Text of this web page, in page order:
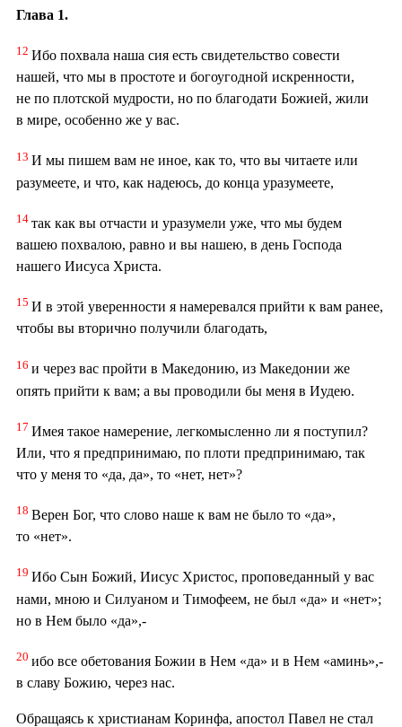
Глава 1.
12 Ибо похвала наша сия есть свидетельство совести
нашей, что мы в простоте и богоугодной искренности,
не по плотской мудрости, но по благодати Божией, жили
в мире, особенно же у вас.
13 И мы пишем вам не иное, как то, что вы читаете или
разумеете, и что, как надеюсь, до конца уразумеете,
14 так как вы отчасти и уразумели уже, что мы будем
вашею похвалою, равно и вы нашею, в день Господа
нашего Иисуса Христа.
15 И в этой уверенности я намеревался прийти к вам ранее,
чтобы вы вторично получили благодать,
16 и через вас пройти в Македонию, из Македонии же
опять прийти к вам; а вы проводили бы меня в Иудею.
17 Имея такое намерение, легкомысленно ли я поступил?
Или, что я предпринимаю, по плоти предпринимаю, так
что у меня то «да, да», то «нет, нет»?
18 Верен Бог, что слово наше к вам не было то «да»,
то «нет».
19 Ибо Сын Божий, Иисус Христос, проповеданный у вас
нами, мною и Силуаном и Тимофеем, не был «да» и «нет»;
но в Нем было «да»,-
20 ибо все обетования Божии в Нем «да» и в Нем «аминь»,-
в славу Божию, через нас.
Обращаясь к христианам Коринфа, апостол Павел не стал